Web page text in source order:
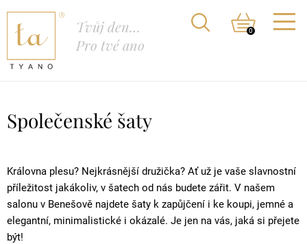
Tvůj den…
Pro tvé ano
0
Společenské šaty
Královna plesu? Nejkrásnější družička? Ať už je vaše slavnostní
příležitost jakákoliv, v šatech od nás budete zářit. V našem
salonu v Benešově najdete šaty k zapůjčení i ke koupi, jemné a
elegantní, minimalistické i okázalé. Je jen na vás, jaká si přejete
být!